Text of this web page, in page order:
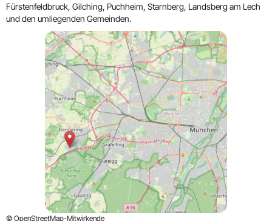
Fürstenfeldbruck, Gilching, Puchheim, Starnberg, Landsberg am Lech
und den umliegenden Gemeinden.
© OpenStreetMap-Mitwirkende